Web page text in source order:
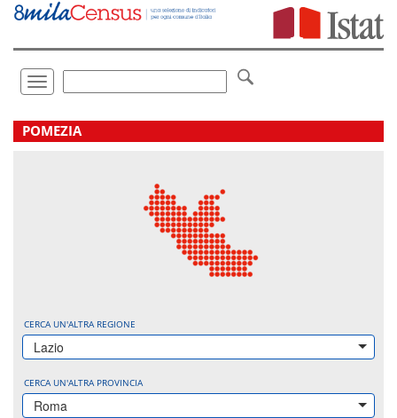
Vai
direttamente
Toggle
navigation
.
POMEZIA
CERCA UN'ALTRA REGIONE
Lazio
CERCA UN'ALTRA PROVINCIA
Roma